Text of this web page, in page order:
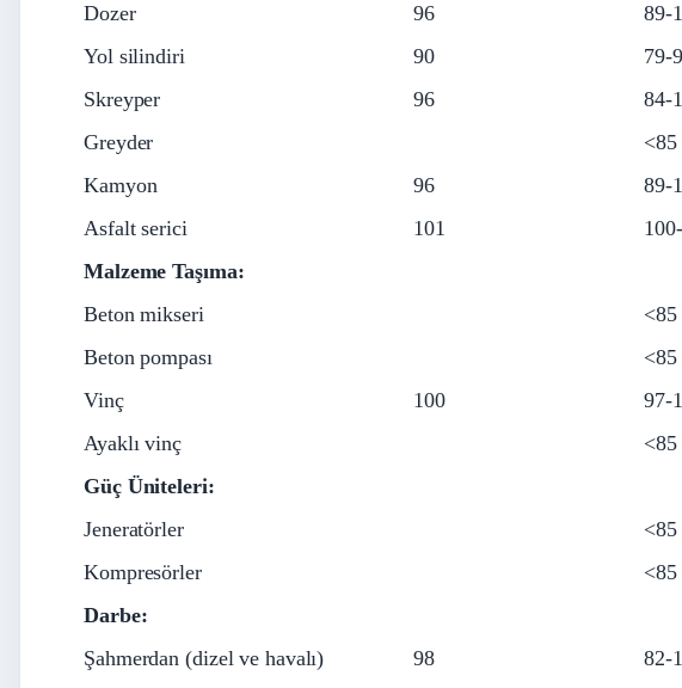
Dozer
96
89-
Yol silindiri
90
79-
Skreyper
96
84-
Greyder
<85
Kamyon
96
89-
Asfalt serici
101
Malzeme Taşıma:
Beton mikseri
<85
Beton pompası
<85
Vinç
100
97-
Ayaklı vinç
<85
Güç Üniteleri:
Jeneratörler
<85
Kompresörler
<85
Darbe:
Şahmerdan (dizel ve havalı)
98
82-